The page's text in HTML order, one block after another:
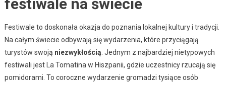
festiwale na świecie
Festiwale to doskonała okazja do poznania lokalnej kultury i tradycji.
Na całym świecie odbywają się wydarzenia, które przyciągają
turystów swoją niezwykłością. Jednym z najbardziej nietypowych
festiwali jest La Tomatina w Hiszpanii, gdzie uczestnicy rzucają się
pomidorami. To coroczne wydarzenie gromadzi tysiące osób